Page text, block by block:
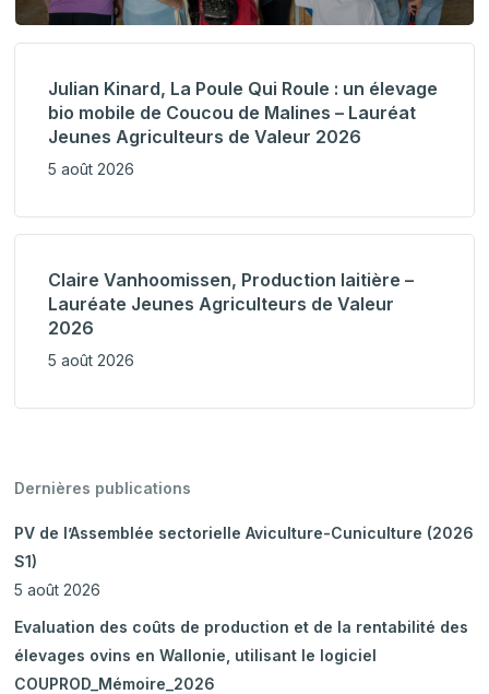
Julian Kinard, La Poule Qui Roule : un élevage
bio mobile de Coucou de Malines – Lauréat
Jeunes Agriculteurs de Valeur 2026
5 août 2026
Claire Vanhoomissen, Production laitière –
Lauréate Jeunes Agriculteurs de Valeur
2026
5 août 2026
Dernières publications
PV de l’Assemblée sectorielle Aviculture-Cuniculture (2026
S1)
5 août 2026
Evaluation des coûts de production et de la rentabilité des
élevages ovins en Wallonie, utilisant le logiciel
COUPROD_Mémoire_2026